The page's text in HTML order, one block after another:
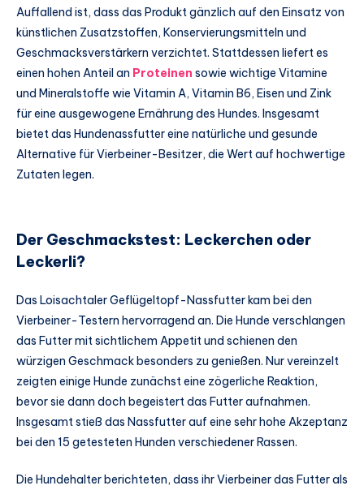
Auffallend ist, dass das Produkt gänzlich auf den Einsatz von
künstlichen Zusatzstoffen, Konservierungsmitteln und
Geschmacksverstärkern verzichtet. Stattdessen liefert es
einen hohen Anteil an Proteinen sowie wichtige Vitamine
und Mineralstoffe wie Vitamin A, Vitamin B6, Eisen und Zink
für eine ausgewogene Ernährung des Hundes. Insgesamt
bietet das Hundenassfutter eine natürliche und gesunde
Alternative für Vierbeiner-Besitzer, die Wert auf hochwertige
Zutaten legen.
Der Geschmackstest: Leckerchen oder
Leckerli?
Das Loisachtaler Geflügeltopf-Nassfutter kam bei den
Vierbeiner-Testern hervorragend an. Die Hunde verschlangen
das Futter mit sichtlichem Appetit und schienen den
würzigen Geschmack besonders zu genießen. Nur vereinzelt
zeigten einige Hunde zunächst eine zögerliche Reaktion,
bevor sie dann doch begeistert das Futter aufnahmen.
Insgesamt stieß das Nassfutter auf eine sehr hohe Akzeptanz
bei den 15 getesteten Hunden verschiedener Rassen.
Die Hundehalter berichteten, dass ihr Vierbeiner das Futter als